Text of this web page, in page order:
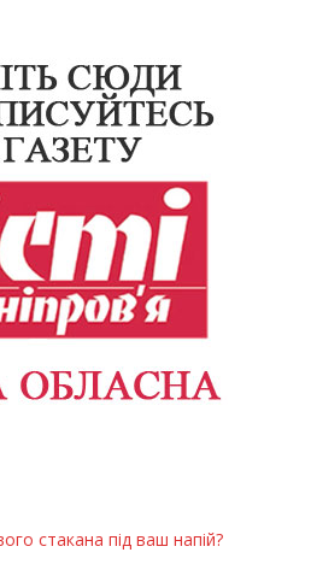
стакана під ваш напій?